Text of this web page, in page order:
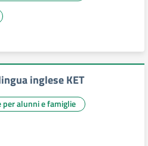
inglese KET
per alunni e famiglie